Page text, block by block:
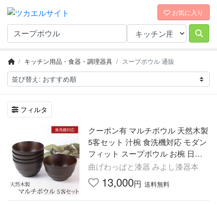
お気に入り
キッチン用品・食器・調理器具 スープボウル 通販
フィルタ
クーポン有 マルチボウル 天然木製
5客セット 汁椀 食洗機対応 モダン
フィット スープボウル お椀 日本
国内加工品 ナノガラスコート おし
ゃれ 軽い お碗 おわん
曲げわっぱと漆器 みよし漆器本
13,000円 送料無料